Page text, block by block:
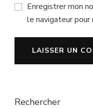
Enregistrer mon
le navigateur pour
Rechercher